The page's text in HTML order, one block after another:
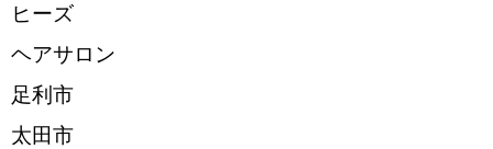
ヒーズ
ヘアサロン
足利市
太田市